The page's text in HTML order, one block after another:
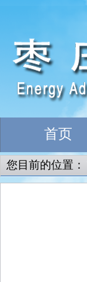
首页
您目前的位置：